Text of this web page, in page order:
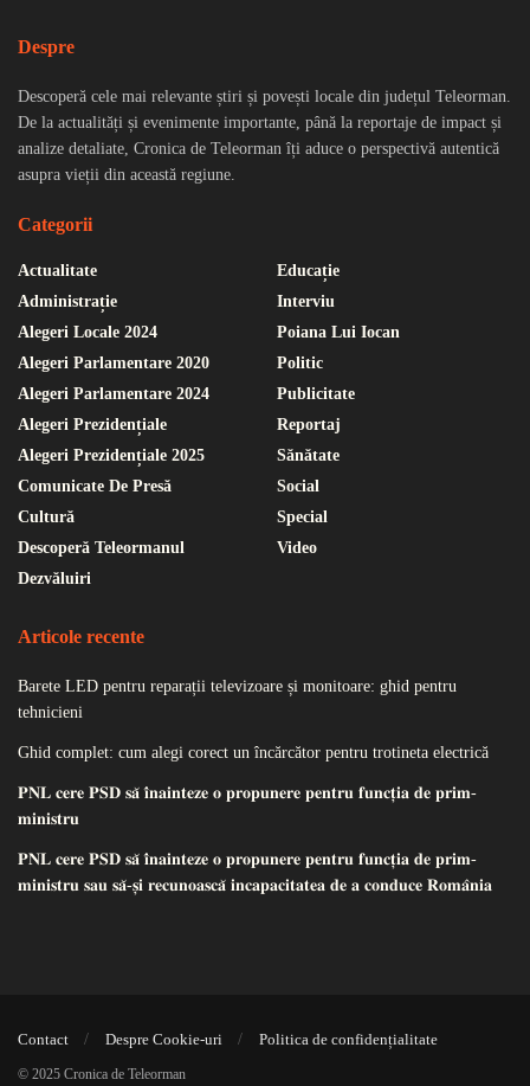
Despre
Descoperă cele mai relevante știri și povești locale din județul Teleorman.
De la actualități și evenimente importante, până la reportaje de impact și
analize detaliate, Cronica de Teleorman îți aduce o perspectivă autentică
asupra vieții din această regiune.
Categorii
Actualitate
Administrație
Alegeri Locale 2024
Alegeri Parlamentare 2020
Alegeri Parlamentare 2024
Alegeri Prezidențiale
Alegeri Prezidențiale 2025
Comunicate De Presă
Cultură
Descoperă Teleormanul
Dezvăluiri
Educație
Interviu
Poiana Lui Iocan
Politic
Publicitate
Reportaj
Sănătate
Social
Special
Video
Articole recente
Barete LED pentru reparații televizoare și monitoare: ghid pentru
tehnicieni
Ghid complet: cum alegi corect un încărcător pentru trotineta electrică
𝐏𝐍𝐋 𝐜𝐞𝐫𝐞 𝐏𝐒𝐃 𝐬𝐚̆ 𝐢̂𝐧𝐚𝐢𝐧𝐭𝐞𝐳𝐞 𝐨 𝐩𝐫𝐨𝐩𝐮𝐧𝐞𝐫𝐞 𝐩𝐞𝐧𝐭𝐫𝐮 𝐟𝐮𝐧𝐜𝐭̦𝐢𝐚 𝐝𝐞 𝐩𝐫𝐢𝐦-
𝐦𝐢𝐧𝐢𝐬𝐭𝐫𝐮
𝐏𝐍𝐋 𝐜𝐞𝐫𝐞 𝐏𝐒𝐃 𝐬𝐚̆ 𝐢̂𝐧𝐚𝐢𝐧𝐭𝐞𝐳𝐞 𝐨 𝐩𝐫𝐨𝐩𝐮𝐧𝐞𝐫𝐞 𝐩𝐞𝐧𝐭𝐫𝐮 𝐟𝐮𝐧𝐜𝐭̦𝐢𝐚 𝐝𝐞 𝐩𝐫𝐢𝐦-
𝐦𝐢𝐧𝐢𝐬𝐭𝐫𝐮 𝐬𝐚𝐮 𝐬𝐚̆-𝐬̦𝐢 𝐫𝐞𝐜𝐮𝐧𝐨𝐚𝐬𝐜𝐚̆ 𝐢𝐧𝐜𝐚𝐩𝐚𝐜𝐢𝐭𝐚𝐭𝐞𝐚 𝐝𝐞 𝐚 𝐜𝐨𝐧𝐝𝐮𝐜𝐞 𝐑𝐨𝐦𝐚̂𝐧𝐢𝐚
Contact Despre Cookie-uri Politica de confidențialitate
© 2025 Cronica de Teleorman